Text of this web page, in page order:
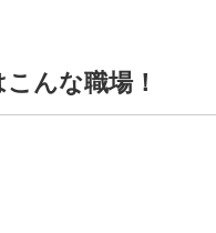
んな職場！